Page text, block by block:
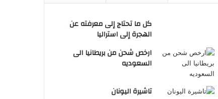
كل ما تحتاج إلى معرفته عن
الهجرة إلى استراليا
ارخص شحن من بريطانيا الى
السعوديه
تاشيرة اليونان